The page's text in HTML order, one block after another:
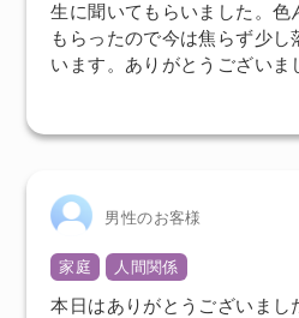
生に聞いてもらいました。色
もらったので今は焦らず少
います。ありがとうございま
男性のお客様
家庭 人間関係
本日はありがとうございまし